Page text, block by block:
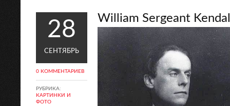
28
СЕНТЯБРЬ
0 КОММЕНТАРИЕВ
РУБРИКА:
КАРТИНКИ И
ФОТО
William Sergeant